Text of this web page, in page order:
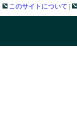
このサイトについて